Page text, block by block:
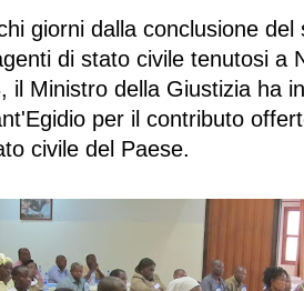
giorni dalla conclusione
di stato civile tenutosi a
il Ministro della Giustizia ha
per il contributo
civile del Paese.